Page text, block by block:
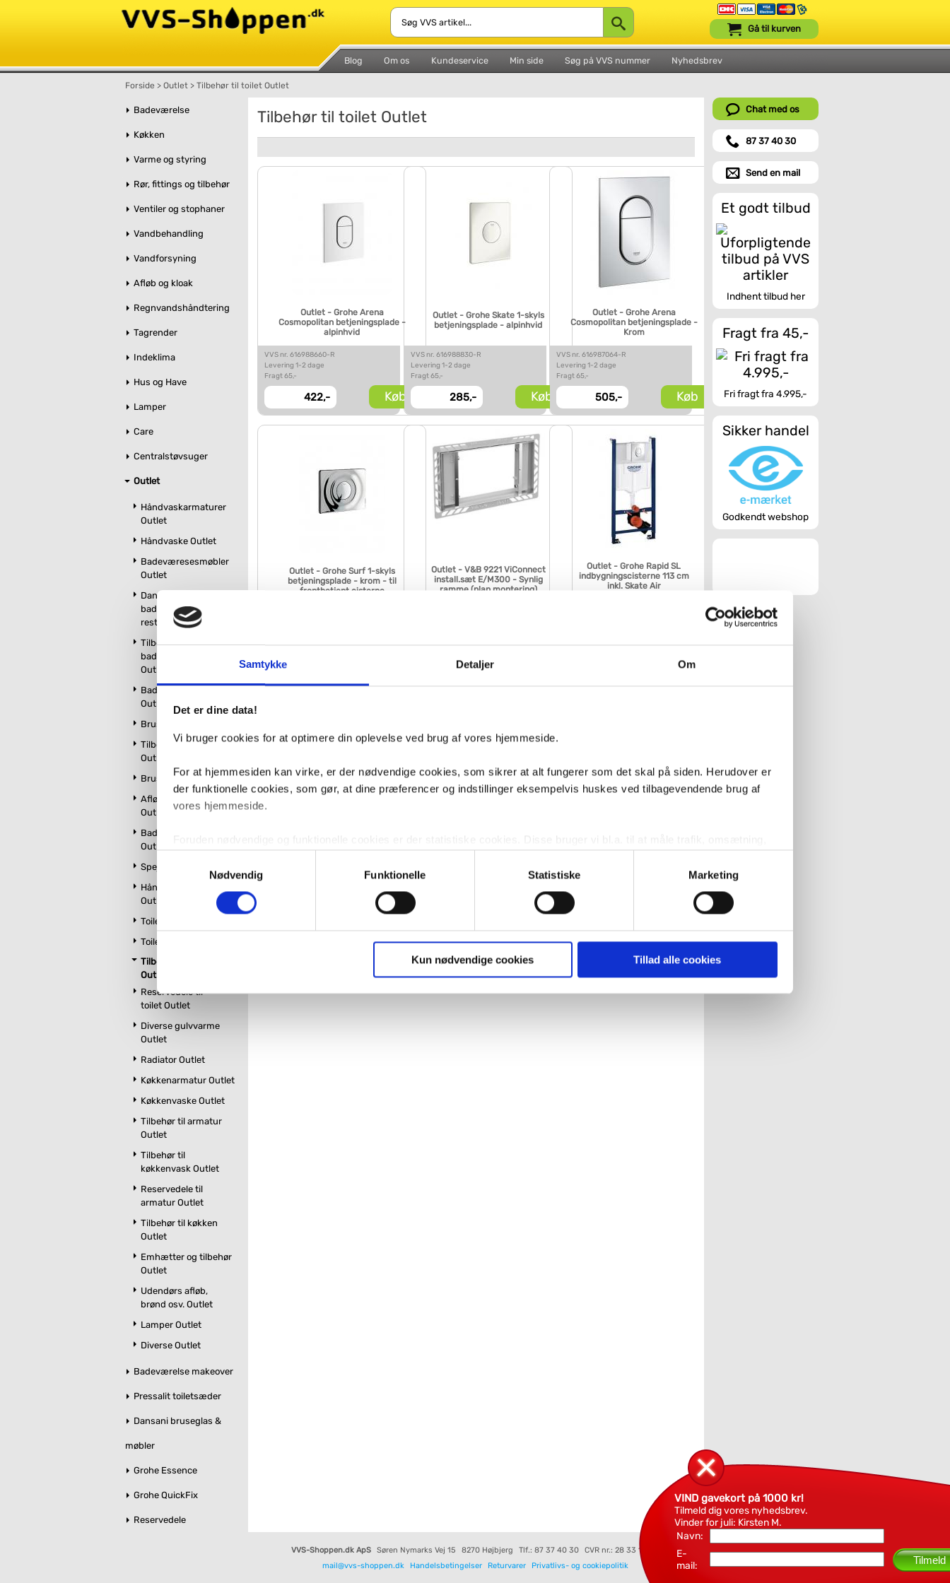
Samtykke Detaljer Om
Det er dine data!
Vi bruger cookies for at optimere din oplevelse ved brug af vores hjemmeside.
For at hjemmesiden kan virke, er der nødvendige cookies, som sikrer at alt fungerer som det skal på siden. Herudover er
der funktionelle cookies, som gør, at dine præferencer og indstillinger eksempelvis huskes ved tilbagevendende brug af
vores hjemmeside.
med henblik på annonceindhold, som giver mening for den enkelte af vores kunder.
VVS-Shoppen.dk bruger både egne cookies og tredjeparts cookies. Ved at klikke 'Vis detaljer' nedenfor kan du se hvilke
Hvis du accepterer alle cookies, så giver du samtykke til de ovenfor nævnte formål med de pågældende cookies. Du har
imidlertid også mulighed for at vælge bestemte cookie-typer til og fra nedenfor. Til enhver tid er det ligeledes muligt, at
ændre i dit samtykke, hvis du måtte ønske det.
Du kan se mere om, hvordan vi behandler dine personoplysninger, ved at klikke
Nødvendig
Funktionelle Statistiske Marketing
Kun nødvendige cookies Tillad alle cookies
Blog Om os Kundeservice Min side Søg på VVS nummer Nyhedsbrev
Gå til kurven
Forside > Outlet > Tilbehør til toilet Outlet
Badeværelse
Køkken
Varme og styring
Rør, fittings og tilbehør
Ventiler og stophaner
Vandbehandling
Vandforsyning
Afløb og kloak
Regnvandshåndtering
Tagrender
Indeklima
Hus og Have
Lamper
Care
Centralstøvsuger
Outlet
Håndvaskarmaturer
Outlet
Håndvaske Outlet
Badeværesesmøbler
Outlet
Dansani
badeværelsesmøbler
restsalg
Tilbehør til
badeværelsesmøbler
Outlet
Badeværelsestilbehør
Outlet
Brus Outlet
Tilbehør til brus
Outlet
Brusenicher Outlet
Afløb til bruseniche
Outlet
Badekar og tilbehør
Outlet
Spejle Outlet
Håndklædetørrer
Outlet
Toiletter Outlet
Toiletsæder Outlet
Tilbehør til toilet
Outlet
Reservedele til
toilet Outlet
Diverse gulvvarme
Outlet
Radiator Outlet
Køkkenarmatur Outlet
Køkkenvaske Outlet
Tilbehør til armatur
Outlet
Tilbehør til
køkkenvask Outlet
Reservedele til
armatur Outlet
Tilbehør til køkken
Outlet
Emhætter og tilbehør
Outlet
Udendørs afløb,
brønd osv. Outlet
Lamper Outlet
Diverse Outlet
Badeværelse makeover
Pressalit toiletsæder
Dansani bruseglas &
møbler
Grohe Essence
Grohe QuickFix
Reservedele
Tilbehør til toilet Outlet
Outlet - Grohe Arena
Cosmopolitan betjeningsplade -
alpinhvid
VVS nr. 616988660-R
Levering 1-2 dage
Fragt 65,-
422,- Køb
Outlet - Grohe Skate 1-skyls
betjeningsplade - alpinhvid
VVS nr. 616988830-R
Levering 1-2 dage
Fragt 65,-
285,- Køb
Outlet - Grohe Arena
Cosmopolitan betjeningsplade -
Krom
VVS nr. 616987064-R
Levering 1-2 dage
Fragt 65,-
505,- Køb
Outlet - Grohe Surf 1-skyls
betjeningsplade - krom - til
frontbetjent cisterne
Outlet - V&B 9221 ViConnect
install.sæt E/M300 - Synlig
ramme (plan montering)
Outlet - Grohe Rapid SL
indbygningscisterne 113 cm
inkl. Skate Air
Chat med os
87 37 40 30
Send en mail
Et godt tilbud
Indhent tilbud her
Fragt fra 45,-
Fri fragt fra 4.995,-
Sikker handel
Godkendt webshop
VVS-Shoppen.dk ApS Søren Nymarks Vej 15 8270 Højbjerg Tlf.: 87 37 40 30
CVR nr.: 28 33 18 94
mail@vvs-shoppen.dk
Handelsbetingelser Returvarer Privatlivs- og cookiepolitik
VIND gavekort på 1000 kr!
Tilmeld dig vores nyhedsbrev.
Vinder for juli: Kirsten M.
Navn:
Tilmeld
E-
mail: